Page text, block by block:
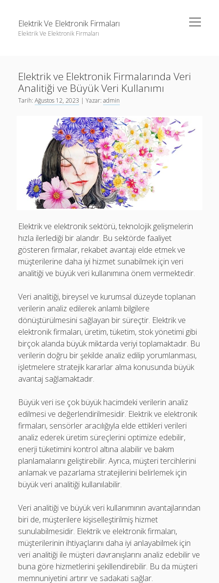
Elektrik Ve Elektronik Firmaları
Elektrik Ve Elektronik Firmaları
menüyü
aç
Instagram Beğeni Hilesi Bedava Şifresiz
Instagram Gizli Hesap Görme Forumu
Igtv Yorum Çoğaltma Ücretsiz
Instagram Gizli Hesap Görme Forumu
Sayfa Listesi
Elektrik ve Elektronik Firmalarında Veri
Analitiği ve Büyük Veri Kullanımı
Tarih:Ağustos 12, 2023 | Yazar:admin
Elektrik ve elektronik sektörü, teknolojik gelişmelerin
hızla ilerlediği bir alandır. Bu sektörde faaliyet
gösteren firmalar, rekabet avantajı elde etmek ve
müşterilerine daha iyi hizmet sunabilmek için veri
analitiği ve büyük veri kullanımına önem vermektedir.
Veri analitiği, bireysel ve kurumsal düzeyde toplanan
verilerin analiz edilerek anlamlı bilgilere
dönüştürülmesini sağlayan bir süreçtir. Elektrik ve
elektronik firmaları, üretim, tüketim, stok yönetimi gibi
birçok alanda büyük miktarda veriyi toplamaktadır. Bu
verilerin doğru bir şekilde analiz edilip yorumlanması,
işletmelere stratejik kararlar alma konusunda büyük
avantaj sağlamaktadır.
Büyük veri ise çok büyük hacimdeki verilerin analiz
edilmesi ve değerlendirilmesidir. Elektrik ve elektronik
firmaları, sensörler aracılığıyla elde ettikleri verileri
analiz ederek üretim süreçlerini optimize edebilir,
enerji tüketimini kontrol altına alabilir ve bakım
planlamalarını geliştirebilir. Ayrıca, müşteri tercihlerini
anlamak ve pazarlama stratejilerini belirlemek için
büyük veri analitiği kullanılabilir.
Veri analitiği ve büyük veri kullanımının avantajlarından
biri de, müşterilere kişiselleştirilmiş hizmet
sunulabilmesidir. Elektrik ve elektronik firmaları,
müşterilerinin ihtiyaçlarını daha iyi anlayabilmek için
veri analitiği ile müşteri davranışlarını analiz edebilir ve
buna göre hizmetlerini şekillendirebilir. Bu da müşteri
memnuniyetini artırır ve sadakati sağlar.